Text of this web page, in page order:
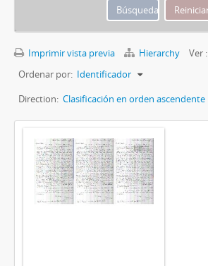
Imprimir vista previa Hierarchy
Ver :
Ordenar por: Identificador
Direction: Clasificación en orden ascendente